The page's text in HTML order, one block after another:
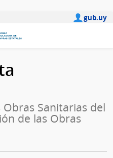
gub.uy
Sanitarias del
de las Obras